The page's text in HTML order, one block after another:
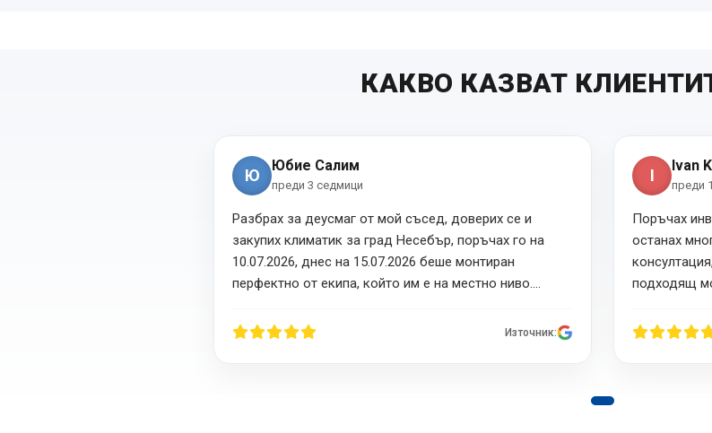
КАКВО КАЗВАТ
Ю
Юбие Салим
преди 3 седмици
Разбрах за деусмаг от мой съсед, доверих се и
закупих климатик за град Несебър, поръчах го на
10.07.2026, днес на 15.07.2026 беше монтиран
перфектно от екипа, който им е на местно ниво.
заплатих саамо 20 евро за транспорт, а момчетата
Източник:
I
Ivan K
преди
Поръчах
останах
подходящ